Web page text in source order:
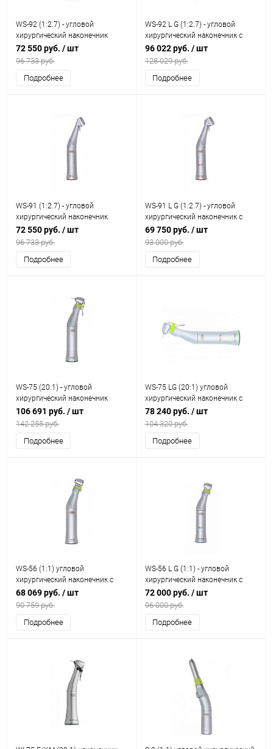
WS-92 (1:2.7) - угловой
хирургический наконечник
72 550 руб. / шт
96 733 руб.
Подробнее
WS-92 L G (1:2.7) - угловой
хирургический наконечник с
генератором
96 022 руб. / шт
128 029 руб.
Подробнее
WS-91 (1:2.7) - угловой
хирургический наконечник
72 550 руб. / шт
96 733 руб.
Подробнее
WS-91 L G (1:2.7) - угловой
хирургический наконечник с
генератором
69 750 руб. / шт
93 000 руб.
Подробнее
WS-75 (20:1) - угловой
хирургический наконечник
106 691 руб. / шт
142 255 руб.
Подробнее
WS-75 LG (20:1) угловой
хирургический наконечник с
генератором
78 240 руб. / шт
104 320 руб.
Подробнее
WS-56 (1:1) угловой
хирургический наконечник с
внешним спреем, 1:1
68 069 руб. / шт
90 759 руб.
Подробнее
WS-56 L G (1:1) - угловой
хирургический наконечник с
генератором света
72 000 руб. / шт
96 000 руб.
Подробнее